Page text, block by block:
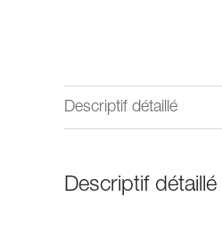
Descriptif détaillé
Descriptif détaillé